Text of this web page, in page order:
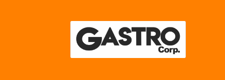
al
contenido